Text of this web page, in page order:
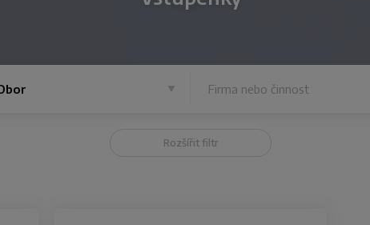
Rozšířit filtr